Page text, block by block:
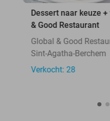
Dessert naar keuze
& Good Restaurant
Global & Good
Sint-Agatha-Berchem
Verkocht: 28